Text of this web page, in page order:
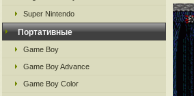
Super Nintendo
Портативные
Game Boy
Game Boy Advance
Game Boy Color